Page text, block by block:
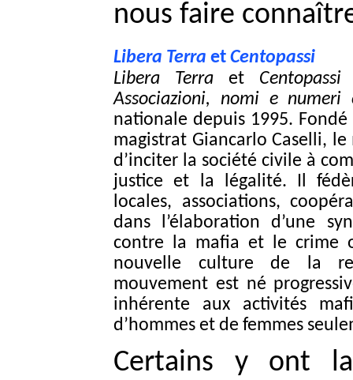
nous faire
Libera Terra et Centopassi
Libera Terra et Centopassi
Associazioni, nomi e
nationale depuis 1995.
magistrat Giancarlo Caselli,
d’inciter la société civile à
justice et la légalité. Il
locales, associations,
dans l’élaboration d’une
contre la mafia et le crime
nouvelle culture de la
mouvement est né
inhérente aux activités
d’hommes et de femmes
Certains y ont